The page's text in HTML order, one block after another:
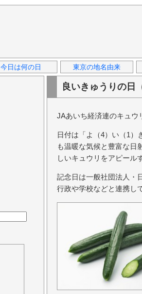
今日は何の日 東京の地名由来
良いきゅうりの日
JAあいち経済連のキュウ
日付は「よ（4）い（1）
も温暖な気候と豊富な日
しいキュウリをアピール
記念日は一般社団法人・
行政や学校などと連携し